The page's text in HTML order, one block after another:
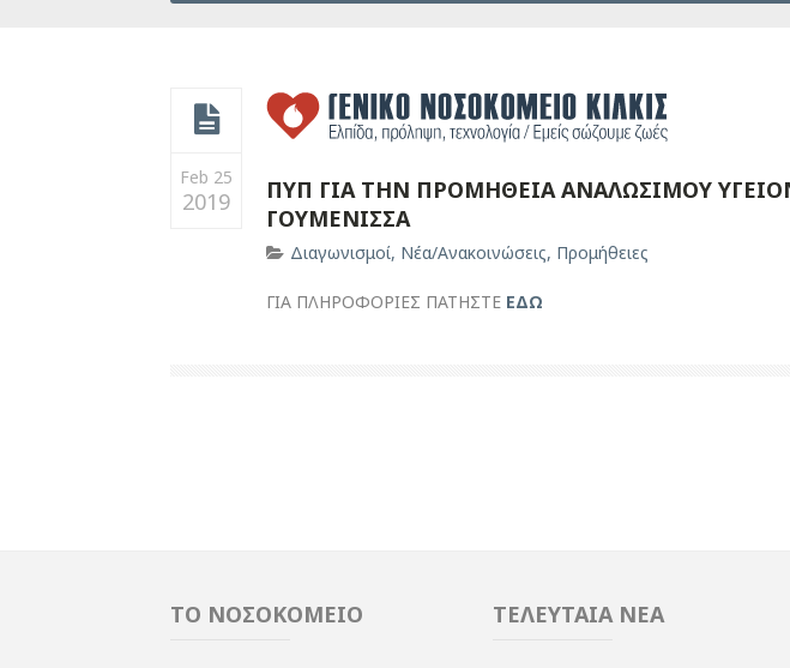
Feb 25
2019
ΠΥΠ ΓΙΑ ΤΗΝ ΠΡΟΜΗΘΕΙΑ ΑΝΑΛΩΣΙΜΟΥ
ΓΟΥΜΕΝΙΣΣΑ
Διαγωνισμοί, Νέα/Ανακοινώσεις, Προμήθειες
ΓΙΑ ΠΛΗΡΟΦΟΡΙΕΣ ΠΑΤΗΣΤΕ ΕΔΩ
ΤΟ ΝΟΣΟΚΟΜΕΙΟ ΤΕΛΕΥΤΑΙΑ ΝΕΑ